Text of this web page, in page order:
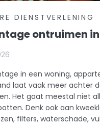
DIENSTVERLENING
ontruimen
in een woning,
laat vaak meer achter
Het gaat meestal niet
Denk ook aan
filters, waterschade,